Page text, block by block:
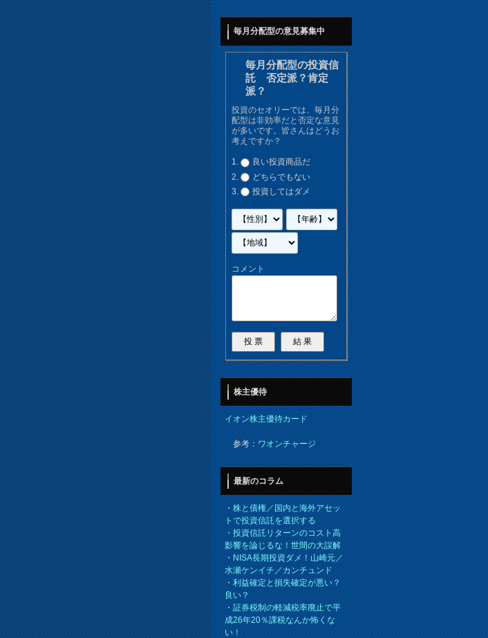
毎月分配型の意見募集中
毎月分配型の投資信
託 否定派？肯定
派？
投資のセオリーでは、毎月分
配型は非効率だと否定な意見
が多いです。皆さんはどうお
考えですか？
良い投資商品だ
どちらでもない
投資してはダメ
コメント
株主優待
イオン株主優待カード
参考：ワオンチャージ
最新のコラム
・株と債権／国内と海外アセッ
トで投資信託を選択する
・投資信託リターンのコスト高
影響を論じるな！世間の大誤解
・NISA長期投資ダメ！山崎元／
水瀬ケンイチ／カンチュンド
・利益確定と損失確定が悪い？
良い？
・証券税制の軽減税率廃止で平
成26年20％課税なんか怖くな
い！